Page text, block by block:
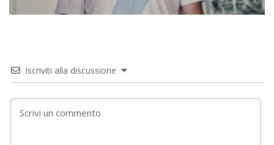
Iscriviti alla discussione